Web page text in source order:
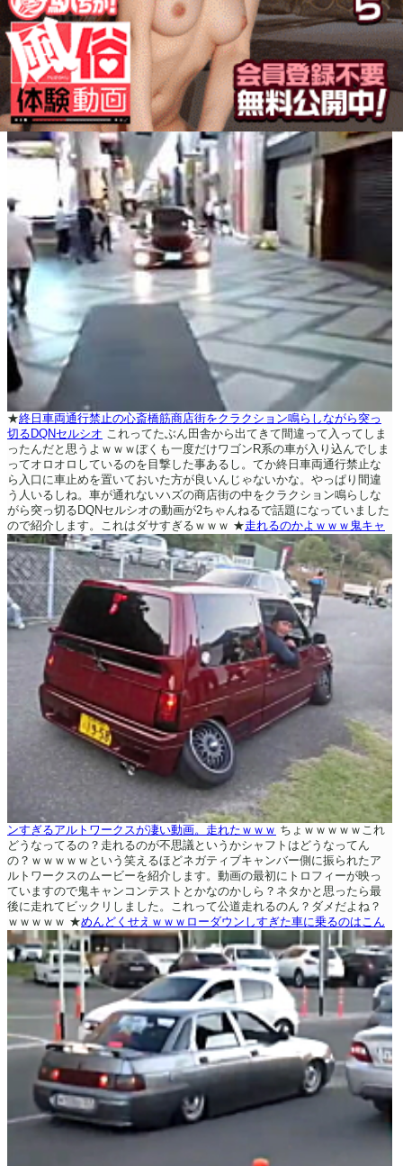
★終日車両通行禁止の心斎橋筋商店街をクラクション鳴らしながら突っ
切るDQNセルシオ これってたぶん田舎から出てきて間違って入ってしま
ったんだと思うよｗｗｗぼくも一度だけワゴンR系の車が入り込んでしま
ってオロオロしているのを目撃した事あるし。てか終日車両通行禁止な
ら入口に車止めを置いておいた方が良いんじゃないかな。やっぱり間違
う人いるしね。車が通れないハズの商店街の中をクラクション鳴らしな
がら突っ切るDQNセルシオの動画が2ちゃんねるで話題になっていました
ので紹介します。これはダサすぎるｗｗｗ ★走れるのかよｗｗｗ鬼キャ
ンすぎるアルトワークスが凄い動画。走れたｗｗｗ ちょｗｗｗｗｗこれ
どうなってるの？走れるのが不思議というかシャフトはどうなってん
の？ｗｗｗｗｗという笑えるほどネガティブキャンバー側に振られたア
ルトワークスのムービーを紹介します。動画の最初にトロフィーが映っ
ていますので鬼キャンコンテストとかなのかしら？ネタかと思ったら最
後に走れてビックリしました。これって公道走れるのん？ダメだよね？
ｗｗｗｗｗ ★めんどくせえｗｗｗローダウンしすぎた車に乗るのはこん